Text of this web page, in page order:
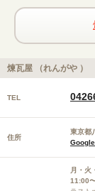
煉瓦屋 （れんがや ）
TEL
住所
東京都
Google
月・火
11:00